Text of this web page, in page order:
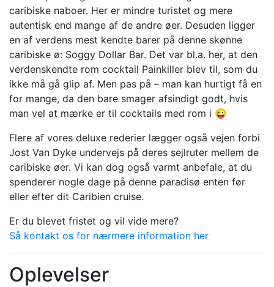
caribiske naboer. Her er mindre turistet og mere
autentisk end mange af de andre øer. Desuden ligger
en af verdens mest kendte barer på denne skønne
caribiske ø: Soggy Dollar Bar. Det var bl.a. her, at den
verdenskendte rom cocktail Painkiller blev til, som du
ikke må gå glip af. Men pas på – man kan hurtigt få en
for mange, da den bare smager afsindigt godt, hvis
man vel at mærke er til cocktails med rom i 😜
Flere af vores deluxe rederier lægger også vejen forbi
Jost Van Dyke undervejs på deres sejlruter mellem de
caribiske øer. Vi kan dog også varmt anbefale, at du
spenderer nogle dage på denne paradisø enten før
eller efter dit Caribien cruise.
Er du blevet fristet og vil vide mere?
Så kontakt os for nærmere information her
Oplevelser